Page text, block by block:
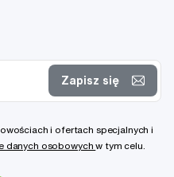
Zapisz się
i ofertach specjalnych i
danych osobowychw tym celu.